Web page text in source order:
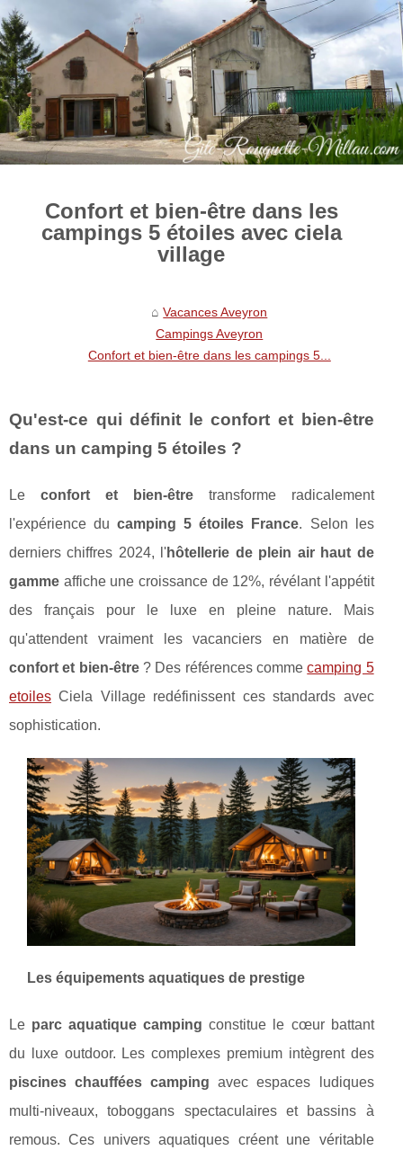
Confort et bien-être dans les
campings 5 étoiles avec ciela
village
Vacances Aveyron
Campings Aveyron
Confort et bien-être dans les campings 5...
Qu'est-ce qui définit le confort et bien-être
dans un camping 5 étoiles ?
Le confort et bien-êtretransforme radicalement
l'expérience ducamping 5 étoiles France. Selon les
derniers chiffres 2024, l'hôtellerie de plein air haut de
gamme affiche une croissance de 12%, révélant l'appétit
des français pour le luxe en pleine nature. Mais
qu'attendent vraiment les vacanciers en matière de
confort et bien-être? Des références commecamping 5
etoiles Ciela Village redéfinissent ces standards avec
sophistication.
Les équipements aquatiques de prestige
Le parc aquatique camping constitue le cœur battant
du luxe outdoor. Les complexes premium intègrent des
piscines chauffées camping
avec espaces ludiques
multi-niveaux, toboggans spectaculaires et bassins à
remous. Ces univers aquatiques créent une véritable